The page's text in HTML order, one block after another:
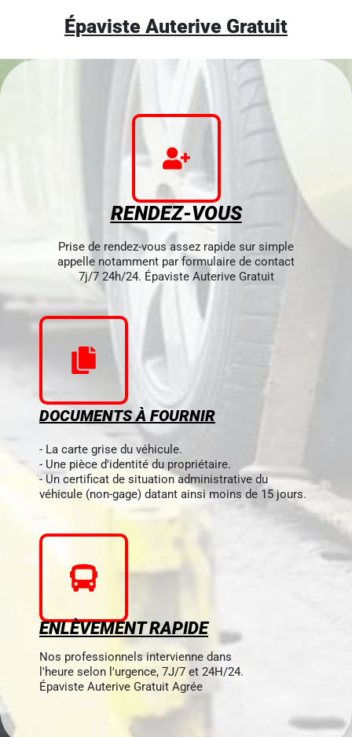
Épaviste Auterive Gratuit
RENDEZ-VOUS
Prise de rendez-vous assez rapide sur simple
appelle notamment par formulaire de contact
7j/7 24h/24. Épaviste Auterive Gratuit
DOCUMENTS À FOURNIR
- La carte grise du véhicule.
- Une pièce d'identité du propriétaire.
- Un certificat de situation administrative du
véhicule (non-gage) datant ainsi moins de 15 jours.
ENLÈVEMENT RAPIDE
Nos professionnels intervienne dans
l'heure selon l'urgence, 7J/7 et 24H/24.
Épaviste Auterive Gratuit Agrée